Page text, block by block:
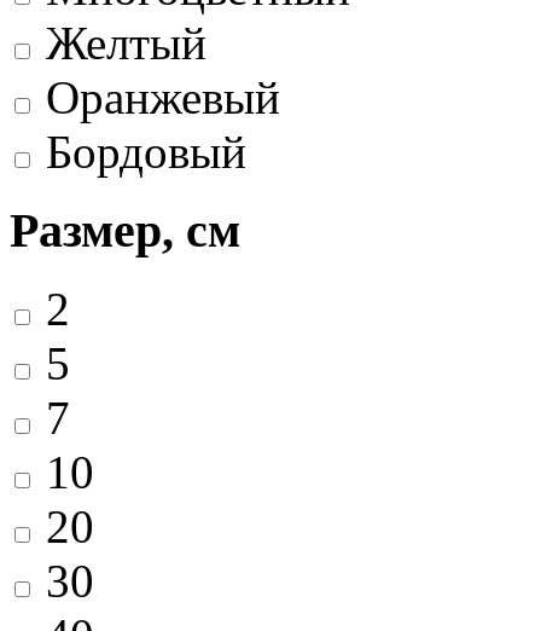
Желтый
Оранжевый
Бордовый
Размер, см
2
5
7
10
20
30